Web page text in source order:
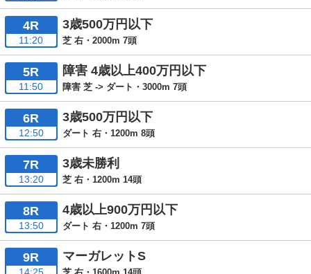
4R
11:20
3歳500万円以下
芝 右・2000m 7頭
5R
11:50
障害 4歳以上400万円以下
障害 芝 -> ダート・3000m 7頭
6R
12:50
3歳500万円以下
ダート 右・1200m 8頭
7R
13:20
3歳未勝利
芝 右・1200m 14頭
8R
13:50
4歳以上900万円以下
ダート 右・1200m 7頭
9R マーガレットS